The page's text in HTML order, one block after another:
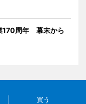
170周年 幕末から
買う